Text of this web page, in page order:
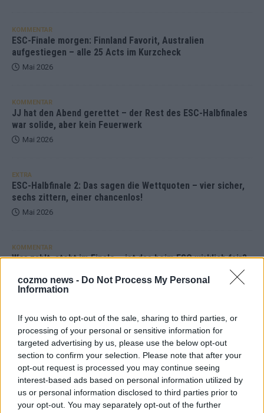
cozmo news - Do Not Process My Personal
Information
If you wish to opt-out of the sale, sharing to third parties, or
processing of your personal or sensitive information for
targeted advertising by us, please use the below opt-out
section to confirm your selection. Please note that after your
opt-out request is processed you may continue seeing
interest-based ads based on personal information utilized by
us or personal information disclosed to third parties prior to
your opt-out. You may separately opt-out of the further
KOMMENTAR
ESC-Finale morgen: Finnland Favorit, Australien
aufgestiegen – alle 25 Acts im Kurzcheck
Mai 2026
KOMMENTAR
JJ hat den Abend gerettet – der Rest des ESC-Halbfinales
war solide, aber kein Feuerwerk
Mai 2026
EXTRA
ESC-Halbfinale 2: Das sagen die Wettquoten – vier sicher,
sechs zittern, einer chancenlos!
Mai 2026
KOMMENTAR
Wer zahlt, steht im Finale – ist das beim ESC wirklich fair?
Eurovision Song Contest 2026: Das erste Halbfinale – der
Abend in Bildern
Mai 2026
AD